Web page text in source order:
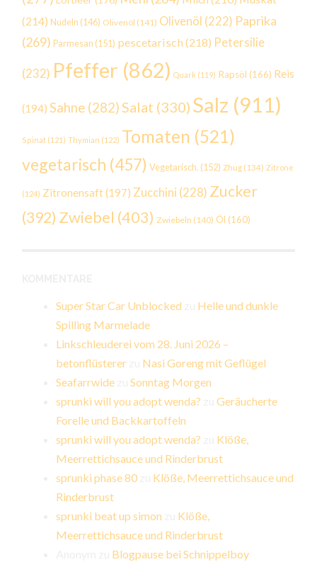
(214) Nudeln (146) Olivenöl (141) Olivenöl (222) Paprika
(269) Parmesan (151) pescetarisch (218) Petersilie
(232) Pfeffer (862) Quark (119) Rapsöl (166) Reis
(194) Sahne (282)Salat (330) Salz (911)
Spinat (121) Thymian (122) Tomaten (521)
vegetarisch (457) Vegetarisch. (152) Zhug (134) Zitrone
(124) Zitronensaft(197) Zucchini (228) Zucker
(392) Zwiebel (403) Zwiebeln (140) Öl (160)
Super Star Car Unblocked
Helle und dunkle
Spilling Marmelade
Linkschleuderei vom 28. Juni 2026 –
betonflüsterer
Nasi Goreng mit Geflügel
Seafarrwide zuSonntag Morgen
sprunki will you adopt wenda? zuGeräucherte
Forelle und Backkartoffeln
sprunki will you adopt wenda?
Klöße,
Meerrettichsauce und Rinderbrust
sprunki phase 80
Klöße, Meerrettichsauce und
Rinderbrust
sprunki beat up simon
Klöße,
Meerrettichsauce und Rinderbrust
Blogpause bei Schnippelboy